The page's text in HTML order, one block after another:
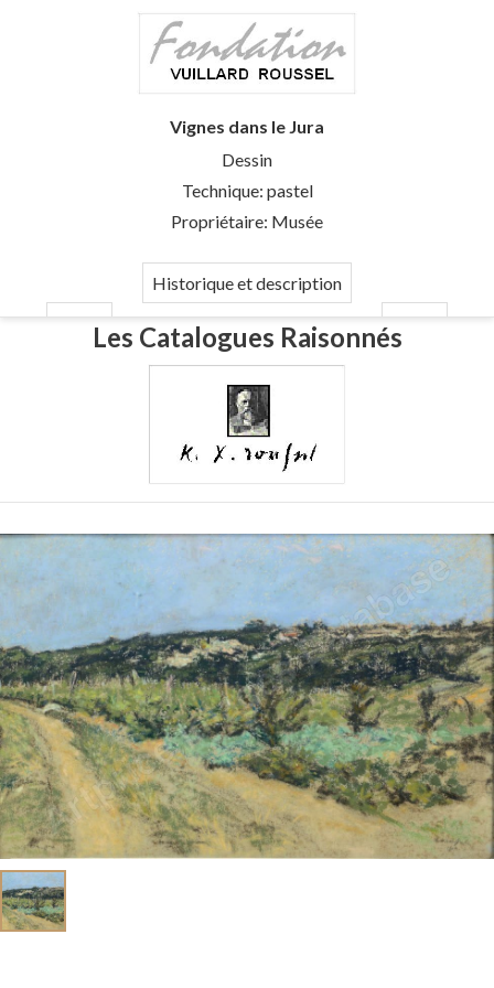
Vignes dans le Jura
Dessin
Technique: pastel
Propriétaire: Musée
Historique et description
Les Catalogues Raisonnés